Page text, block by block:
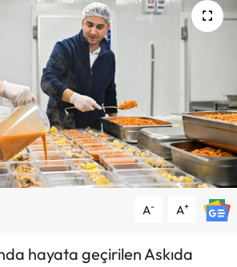
A- A+
hayata geçirilen Askıda